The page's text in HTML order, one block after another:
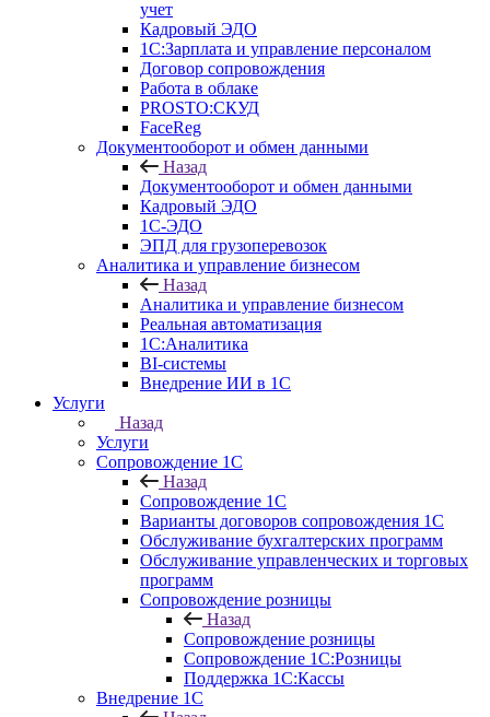
учет
Кадровый ЭДО
1С:Зарплата и управление персоналом
Договор сопровождения
Работа в облаке
PROSTO:СКУД
FaceReg
Документооборот и обмен данными
Назад
Документооборот и обмен данными
Кадровый ЭДО
1С-ЭДО
ЭПД для грузоперевозок
Аналитика и управление бизнесом
Назад
Аналитика и управление бизнесом
Реальная автоматизация
1С:Аналитика
BI-системы
Внедрение ИИ в 1С
Услуги
Назад
Услуги
Сопровождение 1С
Назад
Сопровождение 1С
Варианты договоров сопровождения 1С
Обслуживание бухгалтерских программ
Обслуживание управленческих и торговых
программ
Сопровождение розницы
Назад
Сопровождение розницы
Сопровождение 1С:Розницы
Поддержка 1С:Кассы
Внедрение 1С